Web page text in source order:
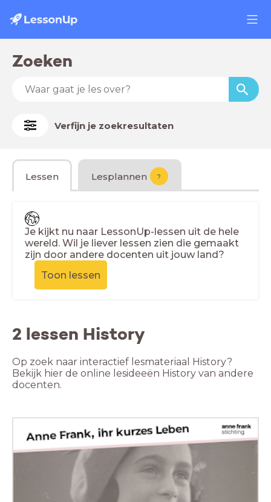
Zoeken
Verfijn je zoekresultaten
Lessen Lesplannen ?
Je kijkt nu naar LessonUp-lessen uit de hele
wereld. Wil je liever lessen zien die gemaakt
zijn door andere docenten uit jouw land?
Toon lessen
2 lessen History
Op zoek naar interactief lesmateriaal History?
Bekijk hier de online lesideeën History van andere
docenten.